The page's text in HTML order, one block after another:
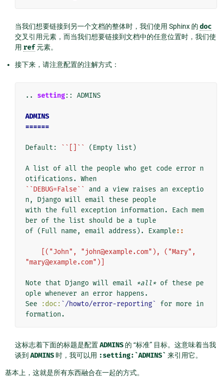
当我们想要链接到另一个文档的整体时，我们使用 Sphinx 的 doc
交叉引用元素，而当我们想要链接到文档中的任意位置时，我们使
用 ref 元素。
接下来，请注意配置的注解方式：
.. setting:: ADMINS
ADMINS
======
Default: ``[]`` (Empty list)
A list of all the people who get code error n
``DEBUG=False``
and a view raises an exceptio
n, Django will email these people
with the full exception information. Each mem
ber of the list should be a tuple
of (Full name, email address). Example::
"mary@example.com")]
Note that Django will email *all* of these pe
ople whenever an error happens.
See
:doc: `/howto/error-reporting`
for more in
这标志着下面的标题是配置ADMINS 的 “标准” 目标。这意味着当我
谈到 ADMINS 时，我可以用 :setting:`ADMINS` 来引用它。
基本上，这就是所有东西融合在一起的方式。